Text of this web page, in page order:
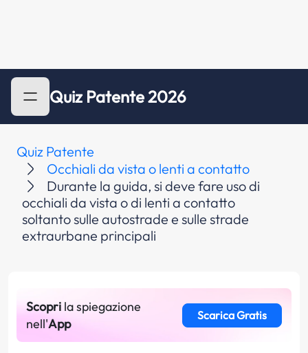
Quiz Patente 2026
Quiz Patente
Occhiali da vista o lenti a contatto
Durante la guida, si deve fare uso di
occhiali da vista o di lenti a contatto
soltanto sulle autostrade e sulle strade
extraurbane principali
Scopri la spiegazione
nell'App
Scarica Gratis